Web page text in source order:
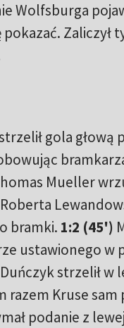
Wolfsburga
gola głową
Mueller
bramki. 1:2 (45')
ustawionego w
strzelił w
razem Kruse sam
podanie z